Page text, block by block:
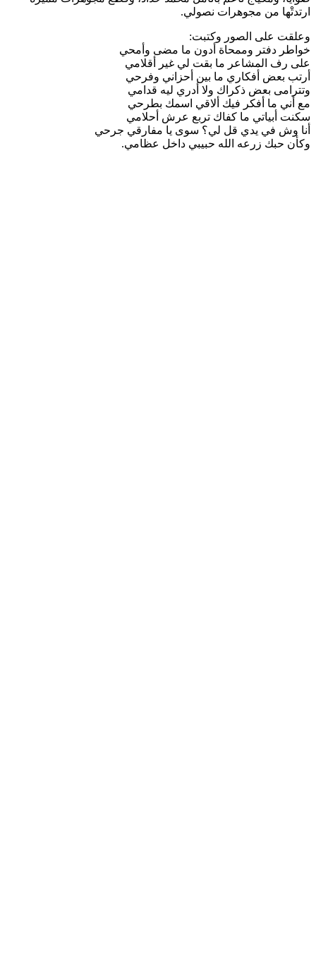
ارتدتْها من مجوهرات نصولي.
وعلقت على الصور وكتبت:
خواطر دفتر وممحاة أدون ما مضى وأمحي
على رف المشاعر ما بقت لي غير أقلامي
أرتب بعض أفكاري ما بين أحزاني وفرحي
وتترامى بعض ذكراك ولا أدري ليه قدامي
مع أني ما أفكر فيك ألاقي اسمك بطرحي
سكنت أبياتي ما كفاك تربع عرش أحلامي
أنا وش في يدي قل لي؟ سوى يا مفارقي جرحي
وكأن حبك زرعه الله حبيبي داخل عظامي.